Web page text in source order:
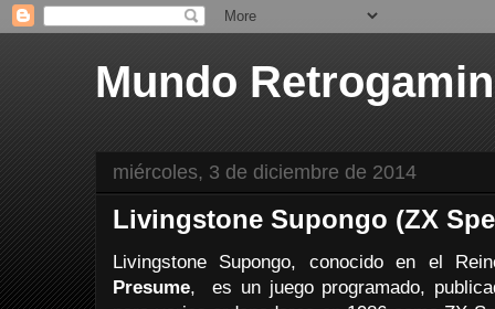
Mundo
miércoles, 3 de diciembre de 2014
Livingstone Supongo (ZX
Livingstone Supongo, conocido en el
Presume, es un juego programado,